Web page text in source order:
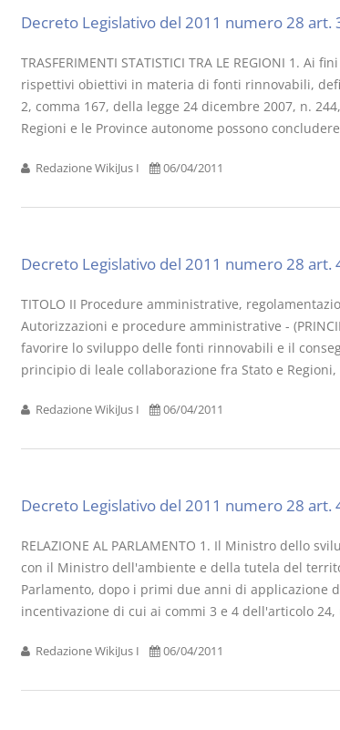
Decreto Legislativo del 2011 numero 28 art.
TRASFERIMENTI STATISTICI TRA LE REGIONI 1. Ai
rispettivi obiettivi in materia di fonti rinnovabili,
2, comma 167, della legge 24 dicembre 2007, n.
Regioni e le Province autonome possono
Redazione WikiJus I 06/04/2011
Decreto Legislativo del 2011 numero 28 art.
TITOLO II Procedure amministrative,
Autorizzazioni e procedure amministrative -
favorire lo sviluppo delle fonti rinnovabili e il
principio di leale collaborazione fra Stato e Regioni,
Redazione WikiJus I 06/04/2011
Decreto Legislativo del 2011 numero 28 art.
RELAZIONE AL PARLAMENTO 1. Il Ministro dello
con il Ministro dell'ambiente e della tutela del
Parlamento, dopo i primi due anni di applicazione
incentivazione di cui ai commi 3 e 4 dell'articolo 24,
Redazione WikiJus I 06/04/2011